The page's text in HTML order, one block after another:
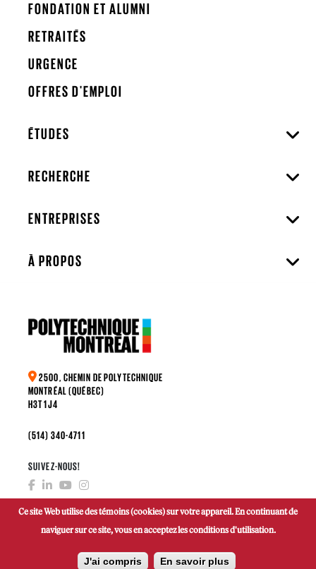
FONDATION ET ALUMNI
RETRAITÉS
URGENCE
OFFRES D'EMPLOI
ÉTUDES
RECHERCHE
ENTREPRISES
À PROPOS
2500, CHEMIN DE POLYTECHNIQUE
MONTRÉAL (QUÉBEC)
H3T 1J4
(514) 340-4711
SUIVEZ-NOUS!
FAIRE UN DON
Ce site Web utilise des témoins (cookies) sur votre appareil. En continuant de
naviguer sur ce site, vous en acceptez les conditions d'utilisation.
J'ai compris En savoir plus